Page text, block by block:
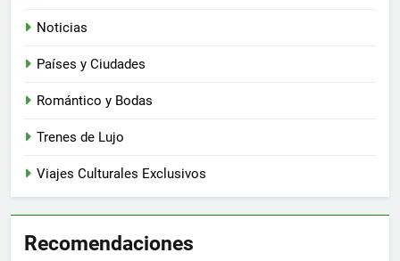
Noticias
Países y Ciudades
Romántico y Bodas
Trenes de Lujo
Viajes Culturales Exclusivos
Recomendaciones